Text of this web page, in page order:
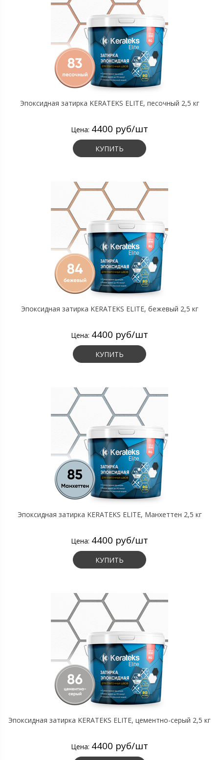
Эпоксидная затирка KERATEKS ELITE, песочный 2,5 кг
Цена: 4400 руб/шт
КУПИТЬ
Эпоксидная затирка KERATEKS ELITE, бежевый 2,5 кг
Цена: 4400 руб/шт
КУПИТЬ
Эпоксидная затирка KERATEKS ELITE, Манхеттен 2,5 кг
Цена: 4400 руб/шт
КУПИТЬ
Эпоксидная затирка KERATEKS ELITE, цементно-серый 2,5 кг
Цена: 4400 руб/шт